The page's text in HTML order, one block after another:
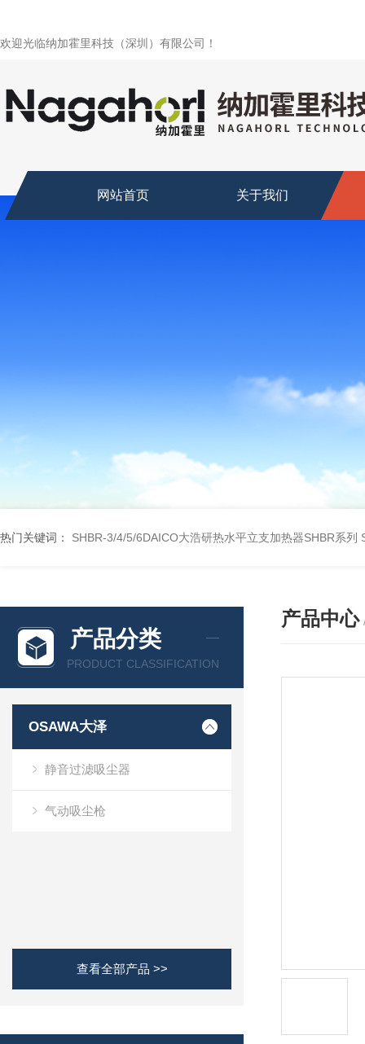
欢迎光临纳加霍里科技（深圳）有限公司！
网站首页 关于我们
热门关键词： SHBR-3/4/5/6DAICO大浩研热水平立支加热器SHBR系列
产品分类
PRODUCT CLASSIFICATION
OSAWA大泽
静音过滤吸尘器
气动吸尘枪
查看全部产品 >>
产品中心